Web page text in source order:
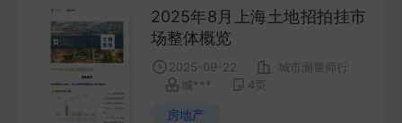
2025年8月上海土地招拍挂市
场整体概览
2025-09-22
城市测量师行
城***
4 页
房地产